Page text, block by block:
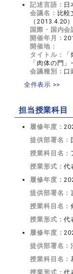
記述言語： 日
会議名： 比較
（2013.4.20）
国際・国内会
開催年月：
開催地：
タイトル：
「肉体の門
会議種別： 口
全件表示 >>
担当授業科目
履修年度：
提供部署名：
授業科目名：
授業形式：代
履修年度：
提供部署名：
授業科目名：
授業形式：代
履修年度：
提供部署名：
授業科目名：
授業形式：代